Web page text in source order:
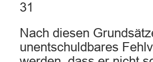
31
Nach diesen
unentschuldbares